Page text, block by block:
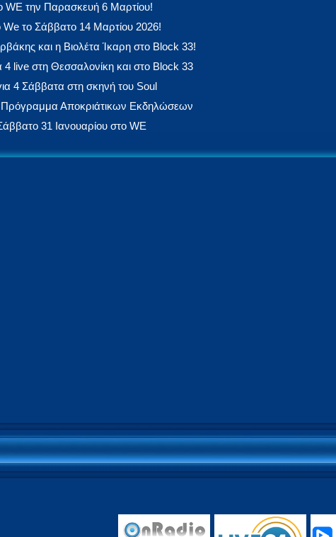
WE την Παρασκευή 6 Μαρτίου!
We το Σάββατο 14 Μαρτίου 2026!
και η Βιολέτα Ίκαρη στο Block 33!
4 live στη Θεσσαλονίκη και στο Block 33
4 Σάββατα στη σκηνή του Soul
Αποκριάτικων Εκδηλώσεων
31 Ιανουαρίου στο WE